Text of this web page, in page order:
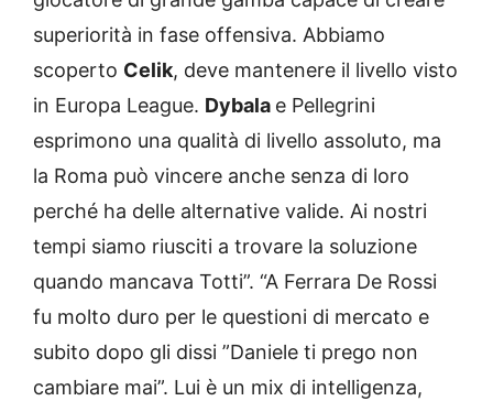
superiorità in fase offensiva. Abbiamo
scoperto Celik, deve mantenere il livello visto
in Europa League. Dybala e Pellegrini
esprimono una qualità di livello assoluto, ma
la Roma può vincere anche senza di loro
perché ha delle alternative valide. Ai nostri
tempi siamo riusciti a trovare la soluzione
quando mancava Totti”. “A Ferrara De Rossi
fu molto duro per le questioni di mercato e
subito dopo gli dissi ”Daniele ti prego non
cambiare mai”. Lui è un mix di intelligenza,